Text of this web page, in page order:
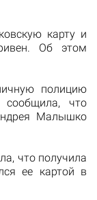
карту и
Об этом
полицию
сообщила, что
Малышко
что получила
ее картой в